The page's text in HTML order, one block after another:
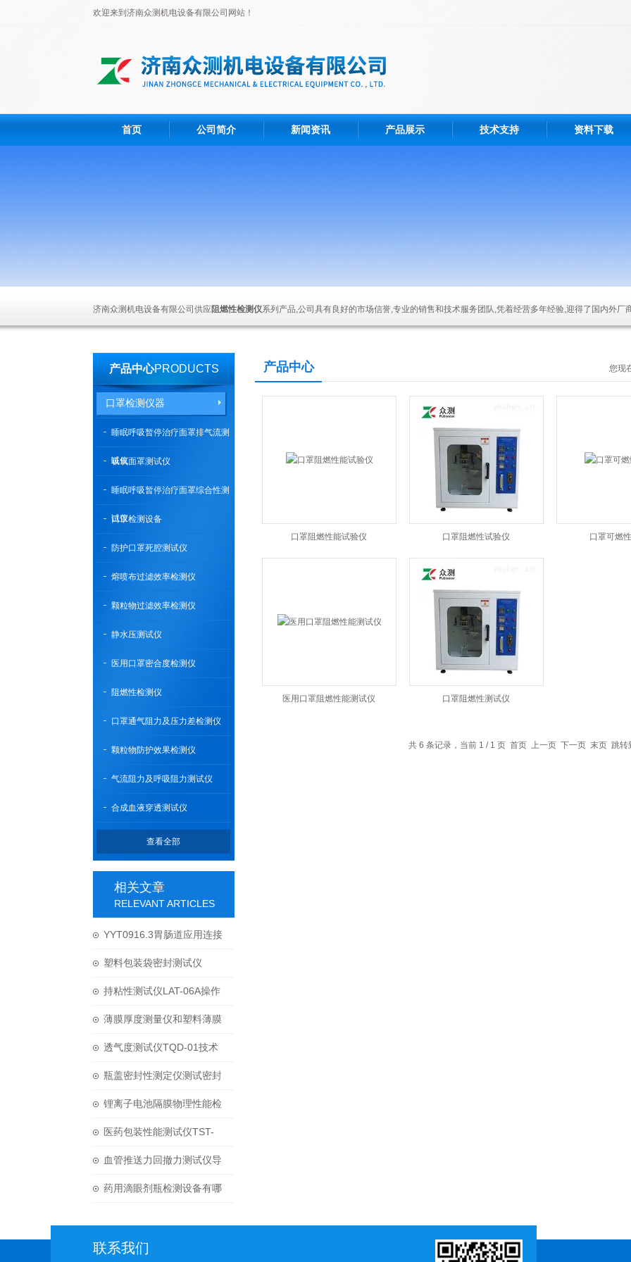
欢迎来到济南众测机电设备有限公司网站！
首页 公司简介 新闻资讯 产品展示 技术支持 资料下载
济南众测机电设备有限公司供应阻燃性检测仪系列产品,公司具有良好的市场信誉,专业的销售和技术服务团队,凭着经营多年经验,迎得了国内外厂
产品中心PRODUCTS
口罩检测仪器
睡眠呼吸暂停治疗面罩排气流测
试仪
吸氧面罩测试仪
睡眠呼吸暂停治疗面罩综合性测
试仪
口罩检测设备
防护口罩死腔测试仪
熔喷布过滤效率检测仪
颗粒物过滤效率检测仪
静水压测试仪
医用口罩密合度检测仪
阻燃性检测仪
口罩通气阻力及压力差检测仪
颗粒物防护效果检测仪
气流阻力及呼吸阻力测试仪
合成血液穿透测试仪
查看全部
相关文章
RELEVANT ARTICLES
YYT0916.3胃肠道应用连接
件多功能鲁尔接头性能测试
仪试验项目介绍
塑料包装袋密封测试仪
LEAK-01H主要参数
持粘性测试仪LAT-06A操作
指南
薄膜厚度测量仪和塑料薄膜
厚度测量方法
透气度测试仪TQD-01技术
介绍
瓶盖密封性测定仪测试密封
性的试验方法
锂离子电池隔膜物理性能检
测标准化指南：基于GB/T
36363-2018的深度解读
医药包装性能测试仪TST-
01H应用范围
血管推送力回撤力测试仪导
丝推送力测试要求
药用滴眼剂瓶检测设备有哪
产品中心 您现
口罩阻燃性能试验仪 口罩阻燃性试验仪 口罩可燃
医用口罩阻燃性能测试仪 口罩阻燃性测试仪
共 6 条记录，当前 1 / 1 页 首页 上一页 下一页 末页 跳转
联系我们